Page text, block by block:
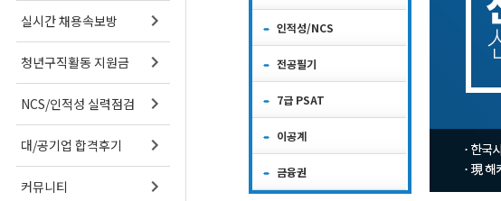
실시간 채용속보방
청년구직활동 지원금
NCS/인적성 실력점검
대/공기업 합격후기
커뮤니티
인적성/NCS
전공필기
7급 PSAT
이공계
금융권